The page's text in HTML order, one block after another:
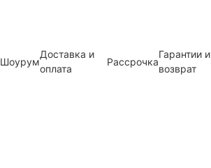
Шоурум
Доставка и
оплата
Рассрочка
Гарантии и
возврат